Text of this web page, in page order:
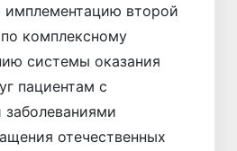
имплементацию второй
комплексному
системы оказания
пациентам с
отечественных